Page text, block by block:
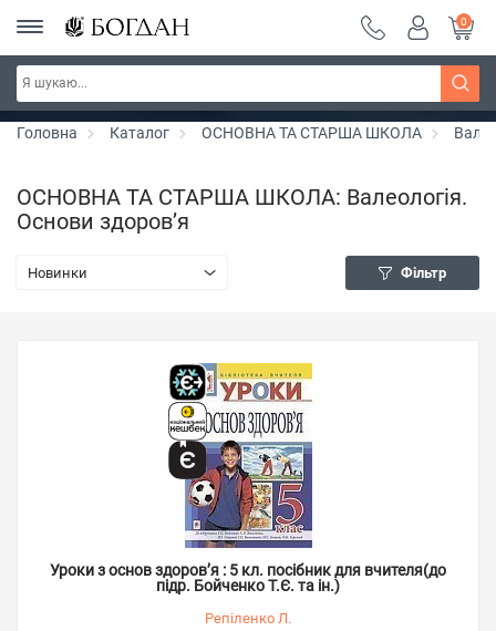
РОЗПРОДАЖ ~ 150 грн ~ 200 грн ~ 250 грн ~
300 грн ~ РОЗПРОДАЖ
Дізнатись більше
0
Головна Каталог ОСНОВНА ТА СТАРША ШКОЛА
ОСНОВНА ТА СТАРША ШКОЛА: Валеологія.
Основи здоров’я
Новинки Фільтр
Уроки з основ здоров’я : 5 кл. посібник для вчителя(до
підр. Бойченко Т.Є. та ін.)
Репіленко Л.